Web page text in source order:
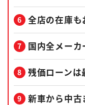
全店の在庫も
国内全メー
残価ローンは
新車から中古